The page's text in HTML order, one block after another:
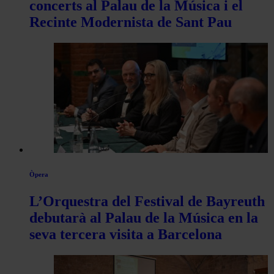
concerts al Palau de la Música i el
Recinte Modernista de Sant Pau
Òpera
L’Orquestra del Festival de Bayreuth
debutarà al Palau de la Música en la
seva tercera visita a Barcelona